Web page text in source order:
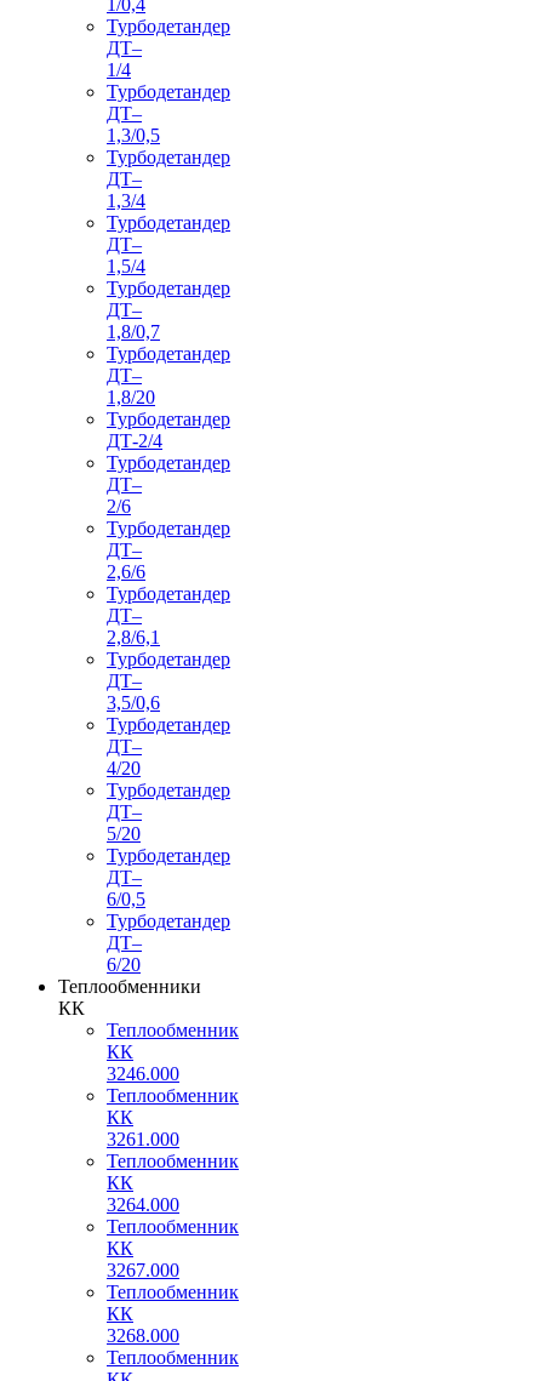
Турбодетандер
ДТ–
1/4
Турбодетандер
ДТ–
1,3/0,5
Турбодетандер
ДТ–
1,3/4
Турбодетандер
ДТ–
1,5/4
Турбодетандер
ДТ–
1,8/0,7
Турбодетандер
ДТ–
1,8/20
Турбодетандер
ДТ-2/4
Турбодетандер
ДТ–
2/6
Турбодетандер
ДТ–
2,6/6
Турбодетандер
ДТ–
2,8/6,1
Турбодетандер
ДТ–
3,5/0,6
Турбодетандер
ДТ–
4/20
Турбодетандер
ДТ–
5/20
Турбодетандер
ДТ–
6/0,5
Турбодетандер
ДТ–
6/20
Теплообменники
КК
Теплообменник
КК
3246.000
Теплообменник
КК
3261.000
Теплообменник
КК
3264.000
Теплообменник
КК
3267.000
Теплообменник
КК
3268.000
Теплообменник